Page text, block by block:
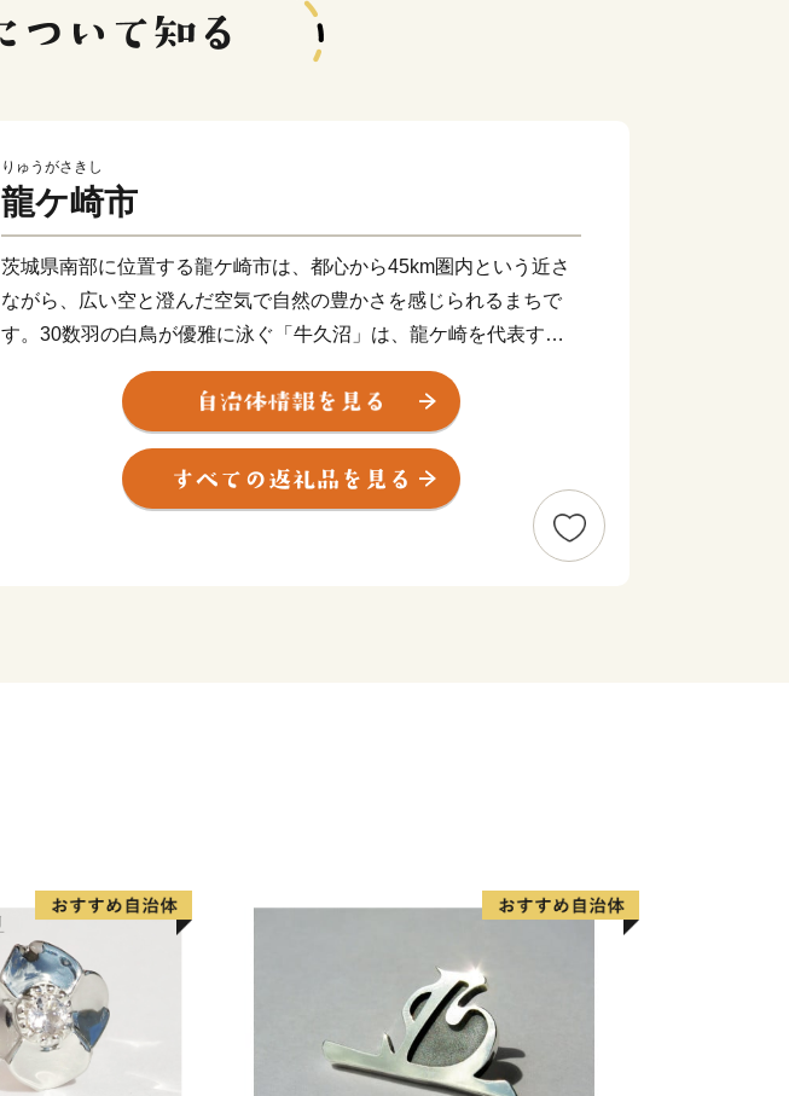
りゅうがさきし
龍ケ崎市
茨城県南部に位置する龍ケ崎市は、都心から45km圏内という近さ
ながら、広い空と澄んだ空気で自然の豊かさを感じられるまちで
す。30数羽の白鳥が優雅に泳ぐ「牛久沼」は、龍ケ崎を代表する
自然環境のひとつ。
また、「まち全体で子どもを育てたい！そして子育てを支えた
い！」そんな想いを実現するべく、結婚、妊娠、出産、育児、教
育、それぞれのステージに応じたさまざまな支援策を展開していま
す。そして、これからも「子どもを産み、育てるなら龍ケ崎」と思